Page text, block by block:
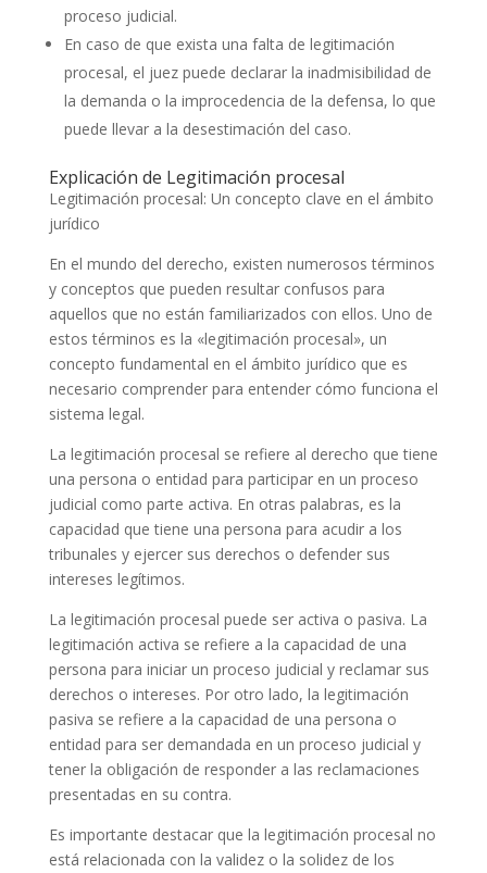
proceso judicial.
En caso de que exista una falta de legitimación
procesal, el juez puede declarar la inadmisibilidad de
la demanda o la improcedencia de la defensa, lo que
puede llevar a la desestimación del caso.
Explicación de Legitimación procesal
Legitimación procesal: Un concepto clave en el ámbito
jurídico
En el mundo del derecho, existen numerosos términos
y conceptos que pueden resultar confusos para
aquellos que no están familiarizados con ellos. Uno de
estos términos es la «legitimación procesal», un
concepto fundamental en el ámbito jurídico que es
necesario comprender para entender cómo funciona el
sistema legal.
La legitimación procesal se refiere al derecho que tiene
una persona o entidad para participar en un proceso
judicial como parte activa. En otras palabras, es la
capacidad que tiene una persona para acudir a los
tribunales y ejercer sus derechos o defender sus
intereses legítimos.
La legitimación procesal puede ser activa o pasiva. La
legitimación activa se refiere a la capacidad de una
persona para iniciar un proceso judicial y reclamar sus
derechos o intereses. Por otro lado, la legitimación
pasiva se refiere a la capacidad de una persona o
entidad para ser demandada en un proceso judicial y
tener la obligación de responder a las reclamaciones
presentadas en su contra.
Es importante destacar que la legitimación procesal no
está relacionada con la validez o la solidez de los